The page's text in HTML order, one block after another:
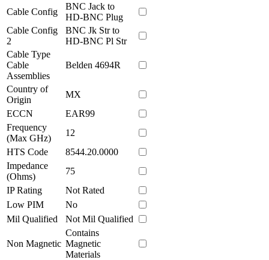
Cable Config
BNC Jack to
HD-BNC Plug
Cable Config
2
BNC Jk Str to
HD-BNC Pl Str
Cable Type
Cable
Assemblies
Belden 4694R
Country of
Origin
MX
ECCN
EAR99
Frequency
(Max GHz)
12
HTS Code
8544.20.0000
Impedance
(Ohms)
75
IP Rating
Not Rated
Low PIM
No
Mil Qualified
Not Mil Qualified
Non Magnetic
Contains
Magnetic
Materials